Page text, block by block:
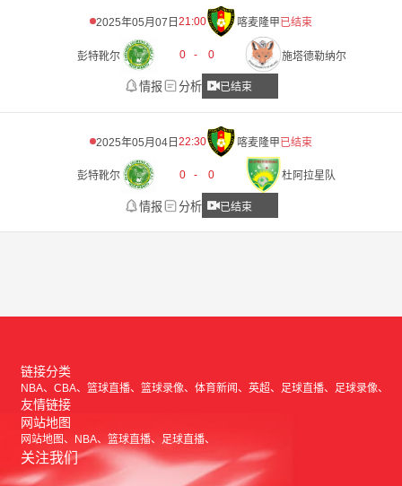
2025年05月07日 21:00 喀麦隆甲已结束
彭特靴尔 0 - 0 施塔德勒纳尔
情报 分析 已结束
2025年05月04日 22:30 喀麦隆甲已结束
彭特靴尔 0 - 0 杜阿拉星队
情报 分析 已结束
链接分类
NBA CBA 篮球直播 篮球录像 体育新闻 英超 足球直播 足球录像
友情链接
网站地图
网站地图 NBA 篮球直播 足球直播
关注我们